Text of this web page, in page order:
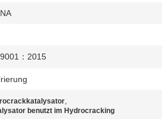
：2015
,
benutzt im Hydrocracking